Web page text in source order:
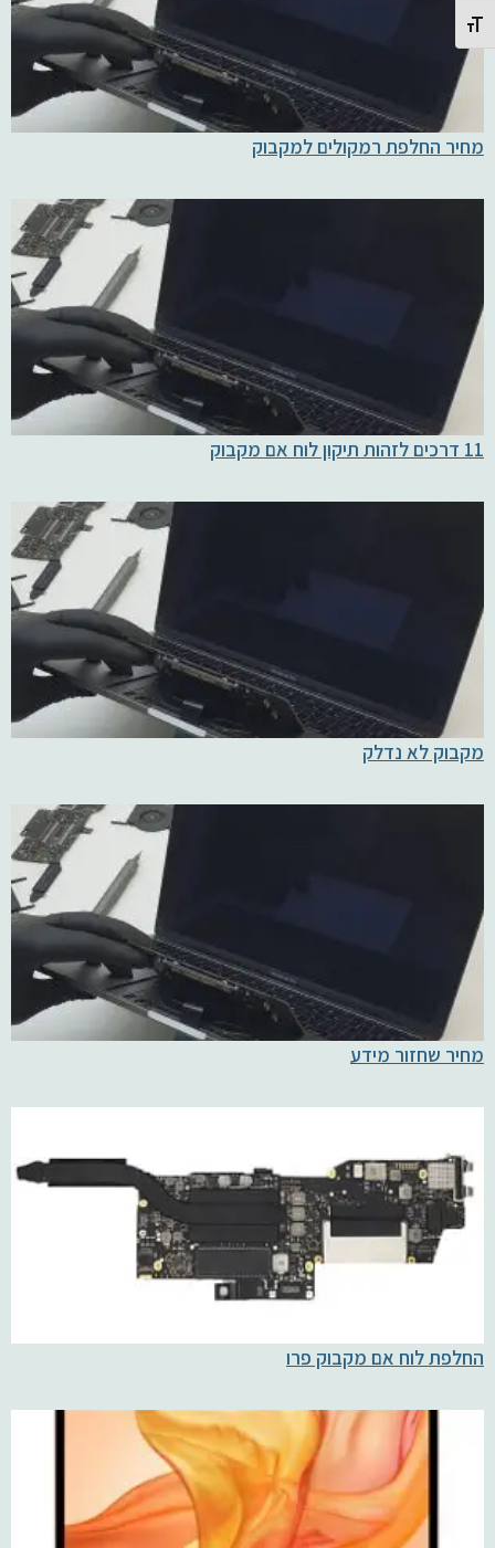
Toggle Font size
מחיר החלפת רמקולים למקבוק
11 דרכים לזהות תיקון לוח אם מקבוק
מקבוק לא נדלק
מחיר שחזור מידע
החלפת לוח אם מקבוק פרו